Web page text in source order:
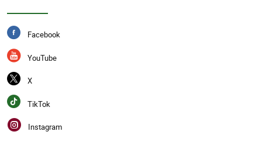
Facebook
YouTube
X
TikTok
Instagram